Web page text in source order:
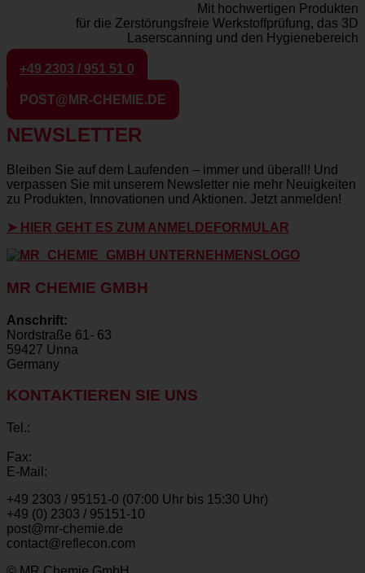
Mit hochwertigen Produkten
für die Zerstörungsfreie Werkstoffprüfung, das 3D
Laserscanning und den Hygienebereich
+49 2303 / 951 51 0
POST@MR-CHEMIE.DE
NEWSLETTER
Bleiben Sie auf dem Laufenden – immer und überall! Und
verpassen Sie mit unserem Newsletter nie mehr Neuigkeiten
zu Produkten, Innovationen und Aktionen. Jetzt anmelden!
➤ HIER GEHT ES ZUM ANMELDEFORMULAR
MR CHEMIE GMBH
Anschrift:
Nordstraße 61- 63
59427 Unna
Germany
KONTAKTIEREN SIE UNS
Tel.:
Fax:
E-Mail:
+49 2303 / 95151-0 (07:00 Uhr bis 15:30 Uhr)
+49 (0) 2303 / 95151-10
post@mr-chemie.de
contact@reflecon.com